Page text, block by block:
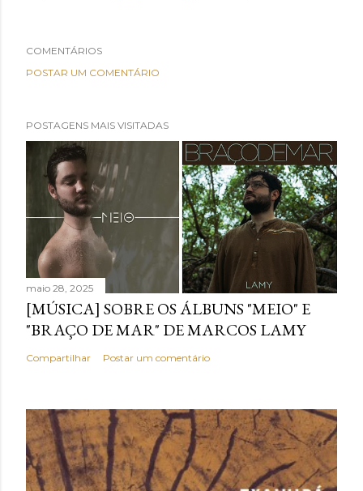
COMENTÁRIOS
POSTAR UM COMENTÁRIO
POSTAGENS MAIS VISITADAS
maio 28, 2025
[MÚSICA] SOBRE OS ÁLBUNS "MEIO" E
"BRAÇO DE MAR" DE MARCOS LAMY
Compartilhar Postar um comentário